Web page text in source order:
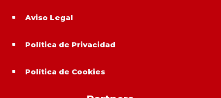
^ Aviso Legal
^ Política de Privacidad
^ Política de Cookies